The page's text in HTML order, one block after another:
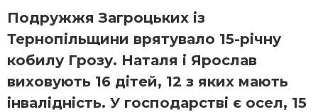
Подружжя Загроцьких із
Тернопільщини врятувало 15-річну
кобилу Грозу. Наталя і Ярослав
виховують 16 дітей, 12 з яких мають
інвалідність. У господарстві є осел, 15